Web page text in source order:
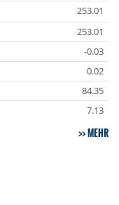
253.01
253.01
-0.03
0.02
84.35
7.13
MEHR